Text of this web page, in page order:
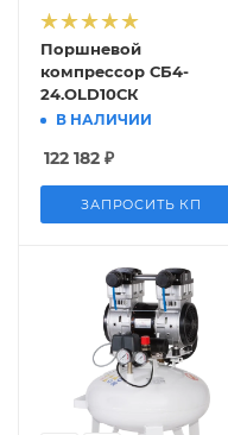
Поршневой
компрессор СБ4-
24.OLD10СК
В НАЛИЧИИ
122 182 ₽
ЗАПРОСИТЬ КП